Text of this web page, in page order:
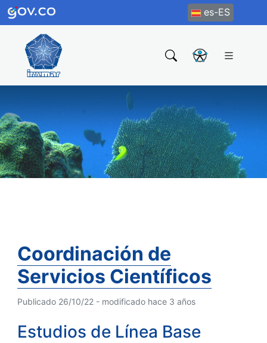
es-ES
Coordinación de
Servicios Científicos
Publicado 26/10/22 - modificado hace 3 años
Estudios de Línea Base